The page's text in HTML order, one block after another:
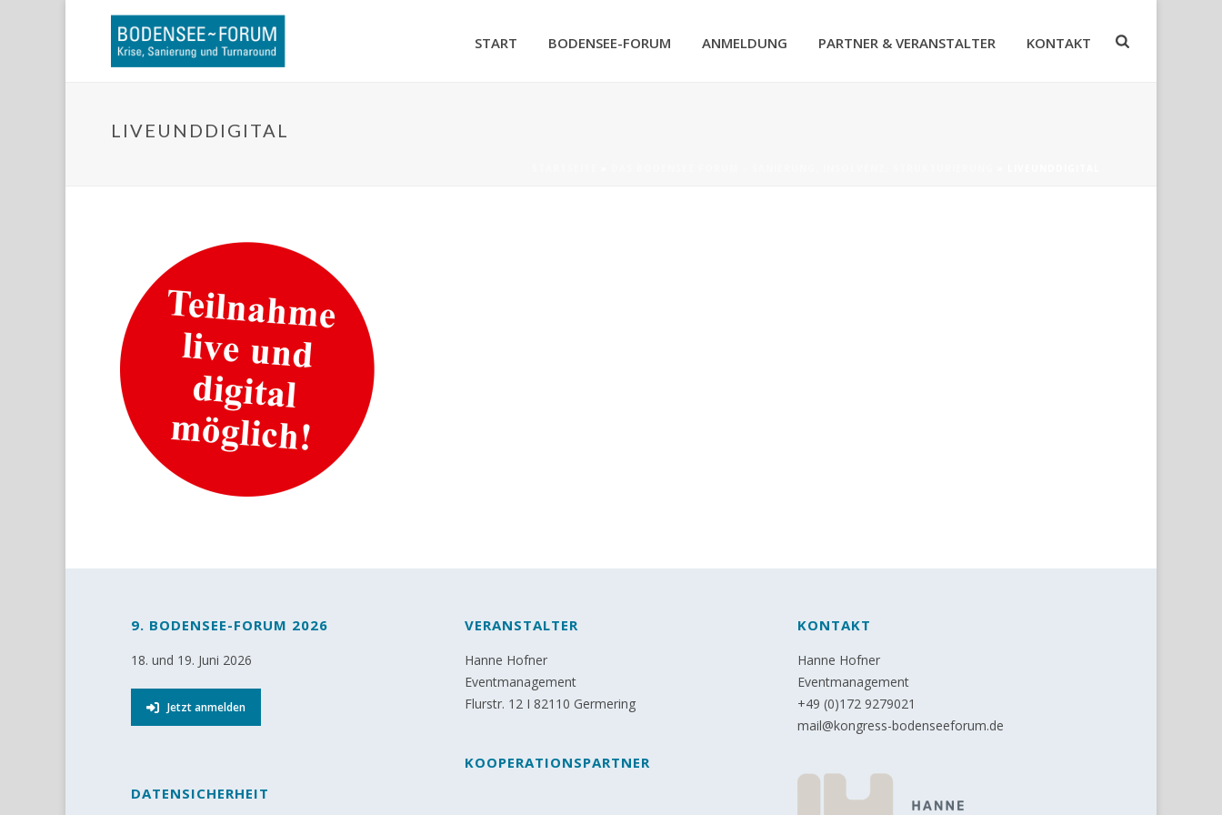
START BODENSEE-FORUM ANMELDUNG PARTNER & VERANSTALTER KONTAKT
LIVEUNDDIGITAL
9. BODENSEE-FORUM 2026
18. und 19. Juni 2026
Jetzt anmelden
DATENSICHERHEIT
VERANSTALTER
Hanne Hofner
Eventmanagement
Flurstr. 12 I 82110 Germering
KOOPERATIONSPARTNER
KONTAKT
Hanne Hofner
Eventmanagement
+49 (0)172 9279021
mail@kongress-bodenseeforum.de